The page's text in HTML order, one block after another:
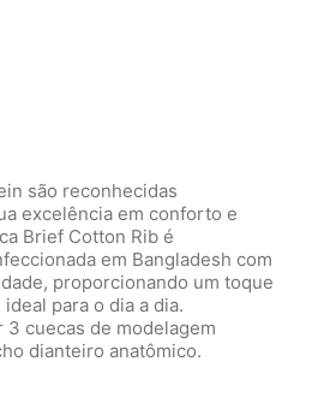
são reconhecidas
excelência em conforto e
Brief Cotton Rib é
em Bangladesh com
proporcionando um toque
para o dia a dia.
3 cuecas de modelagem
dianteiro anatômico.